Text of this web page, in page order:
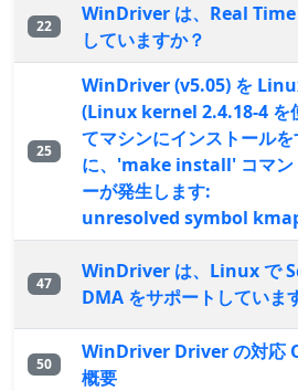
22
WinDriver は、Real
していますか？
25
WinDriver (v5.05) を
(Linux kernel 2.4.18-4 を
てマシンにインストール
に、'make install' コマン
ーが発生します:
unresolved symbol
47
WinDriver は、Linux で
DMA をサポートしていま
50
WinDriver Driver の対応
概要